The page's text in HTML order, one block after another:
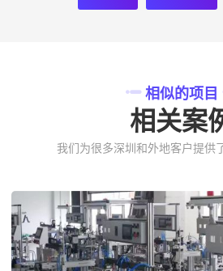
相似的项目
相关案
我们为很多深圳和外地客户提供